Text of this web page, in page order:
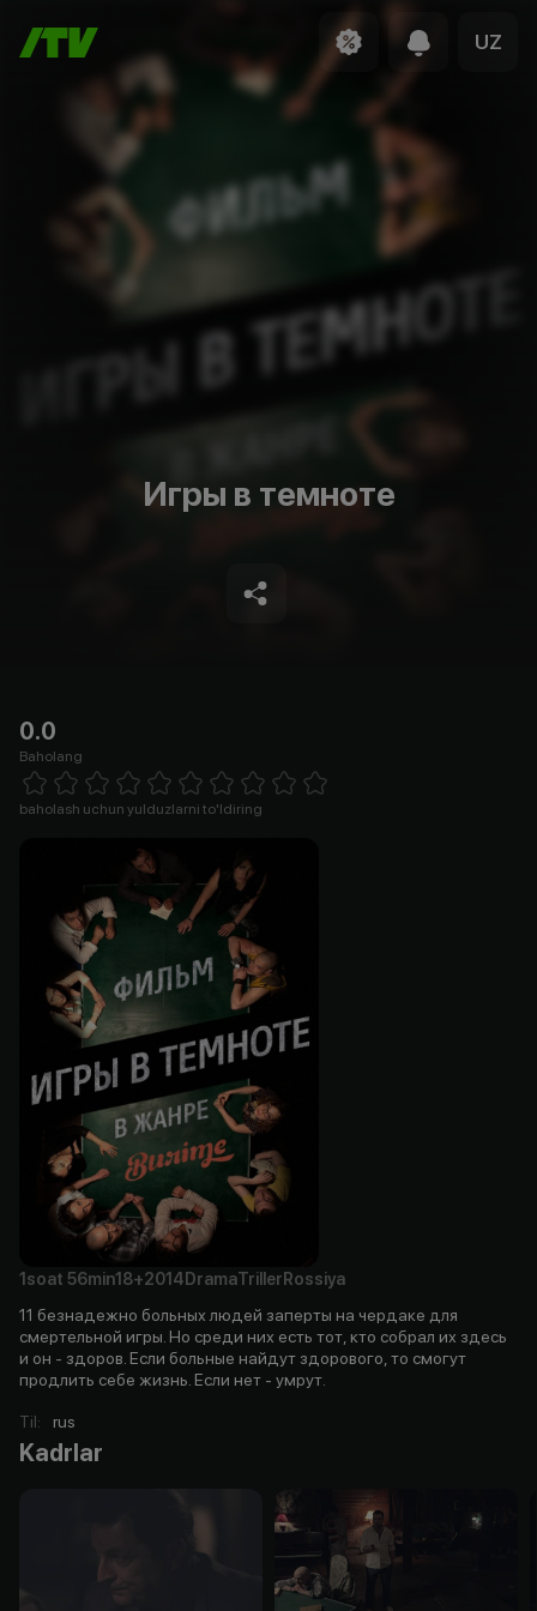
UZ
Игры в темноте
0.0
Baholang
1 Star 2 Stars 3 Stars 4 Stars5 Stars 6 Stars7 Stars8 Stars
baholash uchun yulduzlarni to'ldiring
1soat 56min18+2014 DramaTriller Rossiya
11 безнадежно больных людей заперты на чердаке для
смертельной игры. Но среди них есть тот, кто собрал их здесь
и он - здоров. Если больные найдут здорового, то смогут
продлить себе жизнь. Если нет - умрут.
Til: rus
Kadrlar